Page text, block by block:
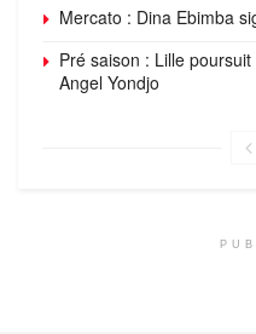
Mercato : Dina Ebimba
Pré saison : Lille
Angel Yondjo